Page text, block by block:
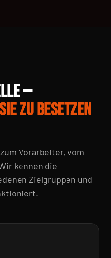
—
ZU BESETZEN
Vorarbeiter, vom
kennen die
Zielgruppen und